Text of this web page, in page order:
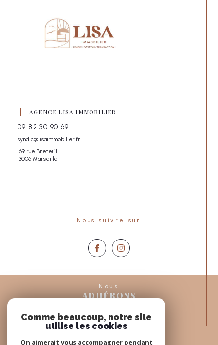
AGENCE LISA IMMOBILIER
09 82 30 90 69
syndic@lisaimmobilier.fr
169 rue Breteuil
13006 Marseille
Nous suivre sur
Nous
ADHÉRONS
Comme beaucoup, notre site
utilise les cookies
On aimerait vous accompagner pendant